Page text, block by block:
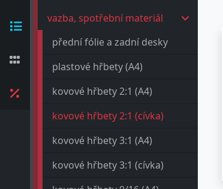
vazba, spotřební materiál
přední fólie a zadní desky
plastové hřbety (A4)
kovové hřbety 2:1 (A4)
kovové hřbety 2:1 (cívka)
kovové hřbety 3:1 (A4)
kovové hřbety 3:1 (cívka)